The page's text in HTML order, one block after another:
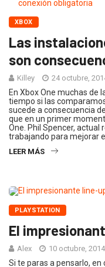
XBOX
Las
son
Killey 24 octubre,
En Xbox One muchas de
tiempo si las
sucede a consecuencia
que en un primer
One. Phil Spencer, actual
trabajando para mejorar
LEER MÁS
PLAYSTATION
El
Alex 10 octubre, 2014
Si te paras a pensarlo, en